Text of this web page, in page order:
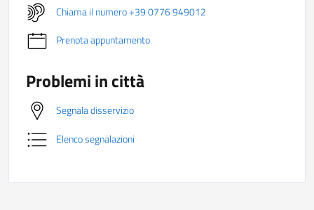
Chiama il numero +39 0776 949012
Prenota appuntamento
Problemi in città
Segnala disservizio
Elenco segnalazioni